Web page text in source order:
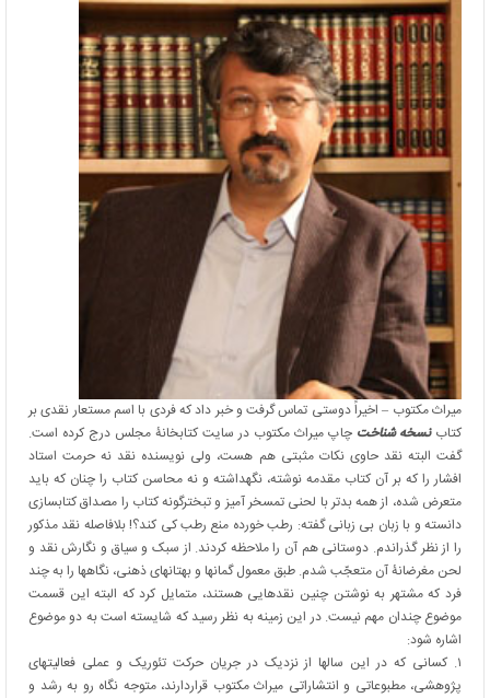
میراث مکتوب – اخیراً دوستی تماس گرفت و خبر داد که فردی با اسم مستعار نقدی بر
کتابنسخه شناخت چاپ میراث مکتوب در سایت کتابخانۀ مجلس درج کرده است.
گفت البته نقد حاوی نکات مثبتی هم هست، ولی نویسنده نقد نه حرمت استاد
افشار را که بر آن کتاب مقدمه نوشته، نگهداشته و نه محاسن کتاب را چنان که باید
متعرض شده، از همه بدتر با لحنی تمسخر آمیز و تبخترگونه کتاب را مصداق کتابسازی
دانسته و با زبان بی زبانی گفته: رطب خورده منع رطب کی کند؟! بلافاصله نقد مذکور
را از نظر گذراندم. دوستانی هم آن را ملاحظه کردند. از سبک و سیاق و نگارش نقد و
لحن مغرضانۀ آن متعجّب شدم. طبق معمول گمانها و بهتانهای ذهنی، نگاهها را به چند
فرد که مشتهر به نوشتن چنین نقدهایی هستند، متمایل کرد که البته این قسمت
موضوع چندان مهم نیست. در این زمینه به نظر رسید که شایسته است به دو موضوع
اشاره شود:
۱. کسانی که در این سالها از نزدیک در جریان حرکت تئوریک و عملی فعالیتهای
پژوهشی، مطبوعاتی و انتشاراتی میراث مکتوب قراردارند، متوجه نگاه رو به رشد و